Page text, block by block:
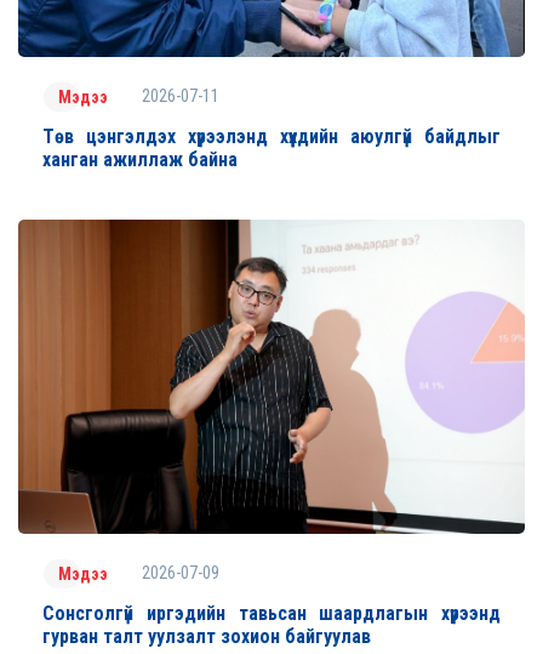
Мэдээ 2026-07-11
Төв цэнгэлдэх хүрээлэнд хүүхдийн аюулгүй байдлыг
ханган ажиллаж байна
Мэдээ 2026-07-09
Cонсголгүй иргэдийн тавьсан шаардлагын хүрээнд
гурван талт уулзалт зохион байгуулав